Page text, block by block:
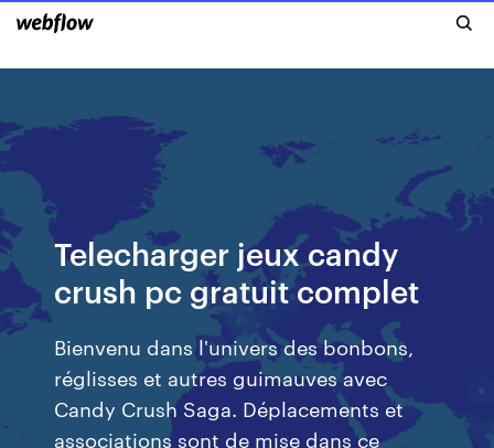
Telecharger jeux candy
crush pc gratuit complet
Bienvenu dans l'univers des bonbons,
réglisses et autres guimauves avec
Candy Crush Saga. Déplacements et
associations sont de mise dans ce